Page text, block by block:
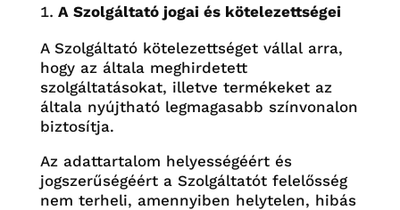
A Szolgáltató jogai és kötelezettségei
A Szolgáltató kötelezettséget vállal arra,
hogy az általa meghirdetett
szolgáltatásokat, illetve termékeket az
általa nyújtható legmagasabb színvonalon
biztosítja.
Az adattartalom helyességéért és
jogszerűségéért aSzolgáltatót felelősség
nem terheli, amennyiben helytelen, hibás